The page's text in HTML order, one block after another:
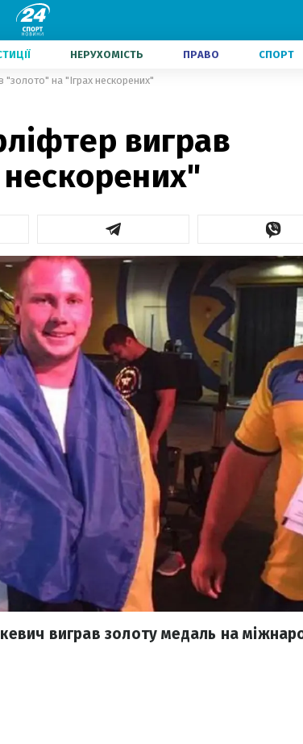
НЕРУХОМІСТЬ ПРАВО СПОРТ
"золото" на "Іграх нескорених"
виграв
виграв золоту медаль на